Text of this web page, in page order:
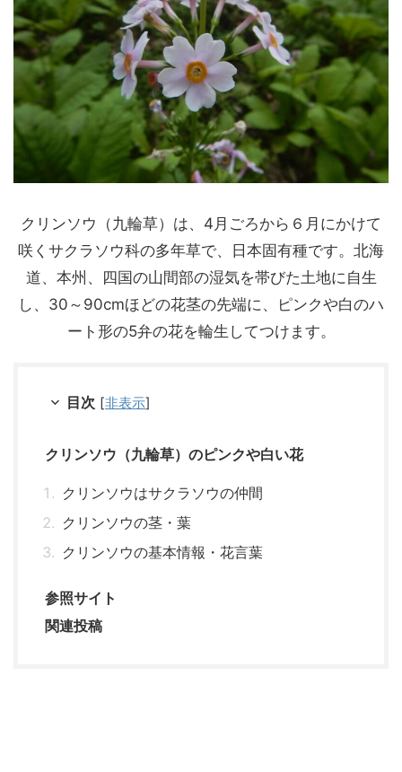
クリンソウ（九輪草）は、4月ごろから６月にかけて
咲くサクラソウ科の多年草で、日本固有種です。北海
道、本州、四国の山間部の湿気を帯びた土地に自生
し、30～90cmほどの花茎の先端に、ピンクや白のハ
ート形の5弁の花を輪生してつけます。
目次 [非表示]
クリンソウ（九輪草）のピンクや白い花
クリンソウはサクラソウの仲間
クリンソウの茎・葉
クリンソウの基本情報・花言葉
参照サイト
関連投稿